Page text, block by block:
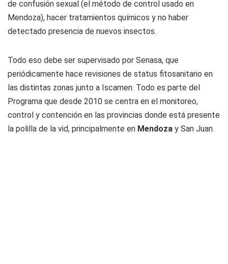
de confusión sexual (el método de control usado en
Mendoza), hacer tratamientos químicos y no haber
detectado presencia de nuevos insectos.
Todo eso debe ser supervisado por Senasa, que
periódicamente hace revisiones de status fitosanitario en
las distintas zonas junto a Iscamen. Todo es parte del
Programa que desde 2010 se centra en el monitoreo,
control y contención en las provincias donde está presente
la polilla de la vid, principalmente en Mendoza y San Juan.